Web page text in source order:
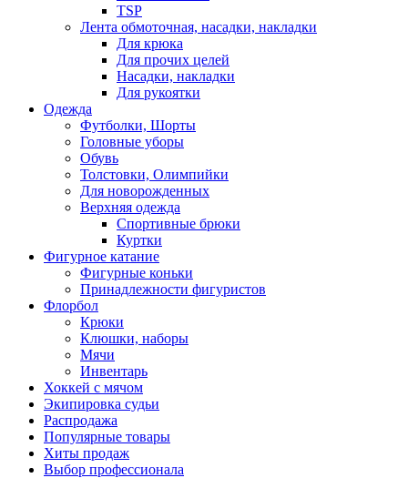
TSP
Лента обмоточная, насадки, накладки
Для крюка
Для прочих целей
Насадки, накладки
Для рукоятки
Одежда
Футболки, Шорты
Головные уборы
Обувь
Толстовки, Олимпийки
Для новорожденных
Верхняя одежда
Спортивные брюки
Куртки
Фигурное катание
Фигурные коньки
Принадлежности фигуристов
Флорбол
Крюки
Клюшки, наборы
Мячи
Инвентарь
Хоккей с мячом
Экипировка судьи
Распродажа
Популярные товары
Хиты продаж
Выбор профессионала